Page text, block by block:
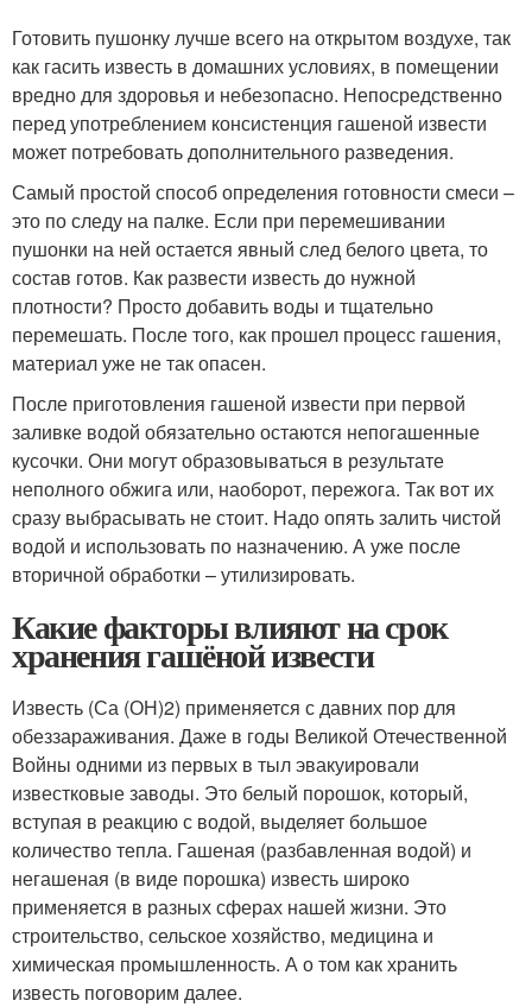
Готовить пушонку лучше всего на открытом воздухе, так
как гасить известь в домашних условиях, в помещении
вредно для здоровья и небезопасно. Непосредственно
перед употреблением консистенция гашеной извести
может потребовать дополнительного разведения.
Самый простой способ определения готовности смеси –
это по следу на палке. Если при перемешивании
пушонки на ней остается явный след белого цвета, то
состав готов. Как развести известь до нужной
плотности? Просто добавить воды и тщательно
перемешать. После того, как прошел процесс гашения,
материал уже не так опасен.
После приготовления гашеной извести при первой
заливке водой обязательно остаются непогашенные
кусочки. Они могут образовываться в результате
неполного обжига или, наоборот, пережога. Так вот их
сразу выбрасывать не стоит. Надо опять залить чистой
водой и использовать по назначению. А уже после
вторичной обработки – утилизировать.
Какие факторы влияют на срок
хранения гашёной извести
Известь (Са (ОН)2) применяется с давних пор для
обеззараживания. Даже в годы Великой Отечественной
Войны одними из первых в тыл эвакуировали
известковые заводы. Это белый порошок, который,
вступая в реакцию с водой, выделяет большое
количество тепла. Гашеная (разбавленная водой) и
негашеная (в виде порошка) известь широко
применяется в разных сферах нашей жизни. Это
строительство, сельское хозяйство, медицина и
химическая промышленность. А о том как хранить
известь поговорим далее.